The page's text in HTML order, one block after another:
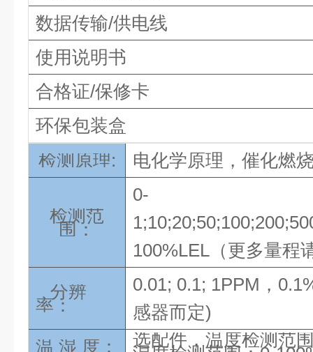
数据传输/供电线
使用说明书
合格证/保修卡
环保包装盒
检测原理:
电化学原理 ，催化燃
检测范
围：
0-
100%LEL（更多量程
分辨
率：
0.01; 0.1; 1PPM，
感器而定)
温 湿 度：
选配件，温度检测范